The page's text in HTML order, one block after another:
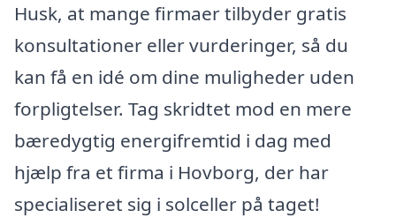
Husk, at mange firmaer tilbyder gratis
konsultationer eller vurderinger, så du
kan få en idé om dine muligheder uden
forpligtelser. Tag skridtet mod en mere
bæredygtig energifremtid i dag med
hjælp fra et firma i Hovborg, der har
specialiseret sig i solceller på taget!